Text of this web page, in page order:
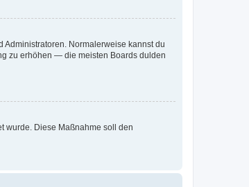
Normalerweise kannst du
zu erhöhen — die meisten Boards dulden
wurde. Diese Maßnahme soll den